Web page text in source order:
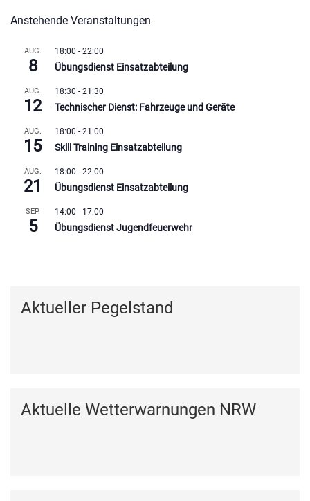
Anstehende Veranstaltungen
AUG.
8
18:00 - 22:00
Übungsdienst Einsatzabteilung
AUG.
12
18:30 - 21:30
Technischer Dienst: Fahrzeuge und Geräte
AUG.
15
18:00 - 21:00
Skill Training Einsatzabteilung
AUG.
21
18:00 - 22:00
Übungsdienst Einsatzabteilung
SEP.
5
14:00 - 17:00
Übungsdienst Jugendfeuerwehr
Aktueller Pegelstand
Aktuelle Wetterwarnungen NRW